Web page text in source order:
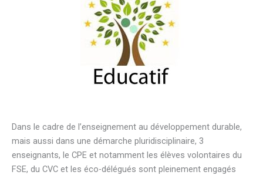
Dans le cadre de l’enseignement au développement durable,
mais aussi dans une démarche pluridisciplinaire, 3
enseignants, le CPE et notamment les élèves volontaires du
FSE, du CVC et les éco-délégués sont pleinement engagés